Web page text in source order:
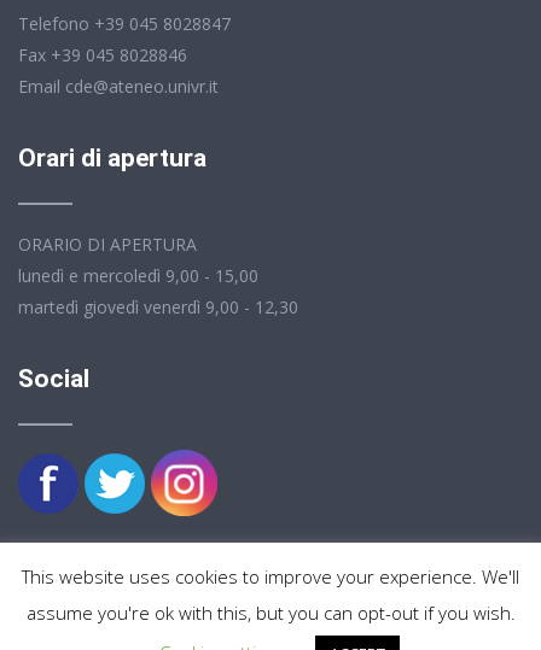
Telefono +39 045 8028847
Fax +39 045 8028846
Email cde@ateneo.univr.it
Orari di apertura
ORARIO DI APERTURA
lunedì e mercoledì 9,00 - 15,00
martedì giovedì venerdì 9,00 - 12,30
Social
This website uses cookies to improve your experience. We'll
assume you're ok with this, but you can opt-out if you wish.